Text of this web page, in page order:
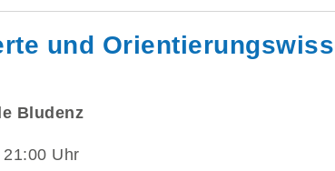
und
Bludenz
Uhr